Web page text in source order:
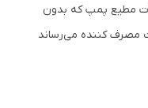
مطیع پمپ که بدون
مصرف کننده می‌رساند